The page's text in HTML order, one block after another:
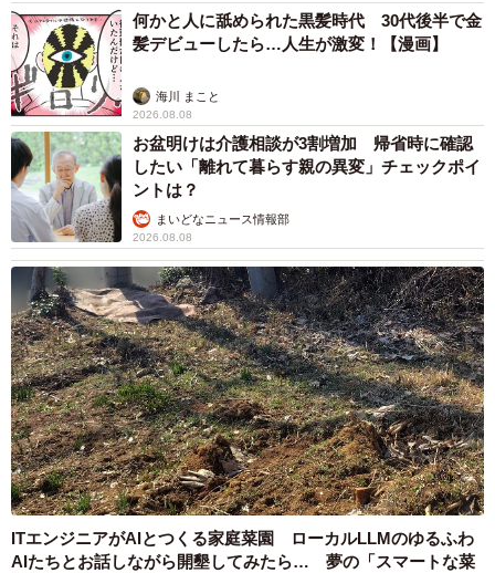
何かと人に舐められた黒髪時代 30代後半で金
髪デビューしたら…人生が激変！【漫画】
海川 まこと
2026.08.08
お盆明けは介護相談が3割増加 帰省時に確認
したい「離れて暮らす親の異変」チェックポイ
ントは？
まいどなニュース情報部
2026.08.08
ITエンジニアがAIとつくる家庭菜園 ローカルLLMのゆるふわ
AIたちとお話しながら開墾してみたら… 夢の「スマートな菜